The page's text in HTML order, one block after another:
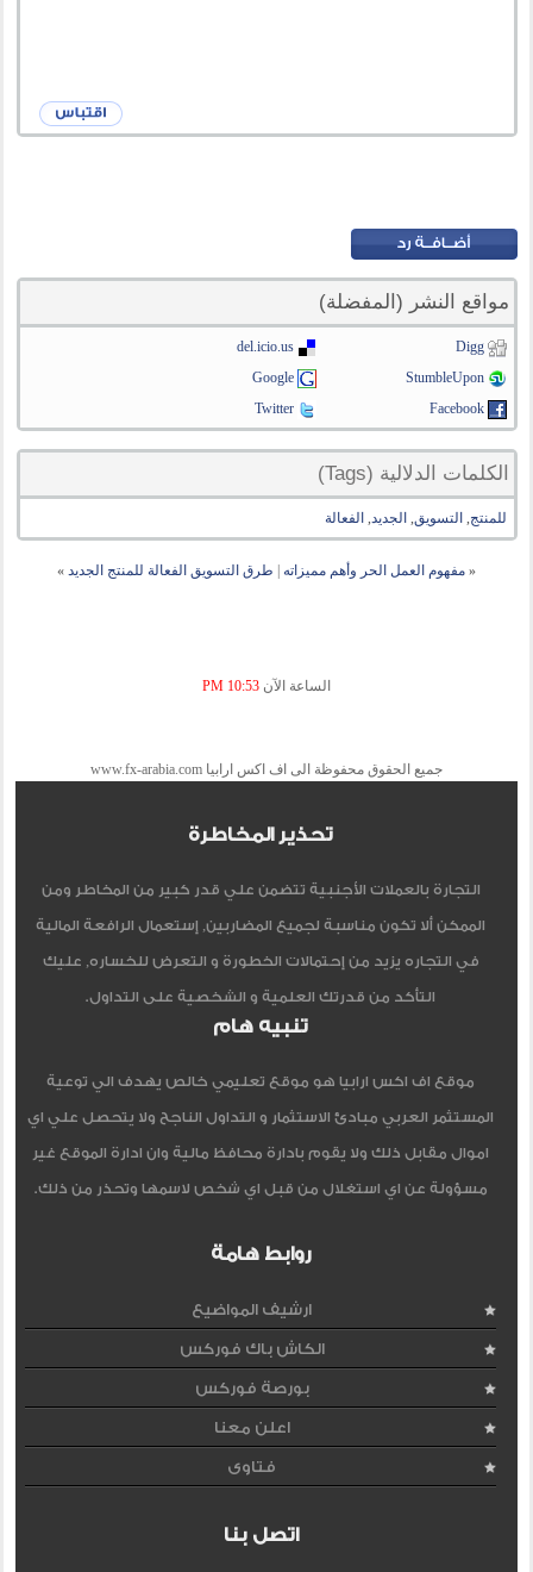
مواقع النشر (المفضلة)
Digg
del.icio.us
StumbleUpon
Google
Facebook
Twitter
الكلمات الدلالية (Tags)
للمنتج, التسويق, الجديد, الفعالة
« مفهوم العمل الحر وأهم مميزاته طرق التسويق الفعالة للمنتج الجديد »
الساعة الآن 10:53 PM
جميع الحقوق محفوظة الى اف اكس ارابيا www.fx-arabia.com
تحذير المخاطرة
التجارة بالعملات الأجنبية تتضمن علي قدر كبير من المخاطر ومن
الممكن ألا تكون مناسبة لجميع المضاربين, إستعمال الرافعة المالية
في التجاره يزيد من إحتمالات الخطورة و التعرض للخساره, عليك
التأكد من قدرتك العلمية و الشخصية على التداول.
تنبيه هام
موقع اف اكس ارابيا هو موقع تعليمي خالص يهدف الي توعية
المستثمر العربي مبادئ الاستثمار و التداول الناجح ولا يتحصل علي اي
اموال مقابل ذلك ولا يقوم بادارة محافظ مالية وان ادارة الموقع غير
مسؤولة عن اي استغلال من قبل اي شخص لاسمها وتحذر من ذلك.
روابط هامة
ارشيف المواضيع
الكاش باك فوركس
بورصة فوركس
اعلن معنا
فتاوى
اتصل بنا